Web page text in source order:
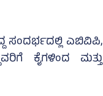
ಸಂದರ್ಭದಲ್ಲಿ ಎಬಿವಿಪಿ,
ಕೈಗಳಿಂದ ಮತ್ತು